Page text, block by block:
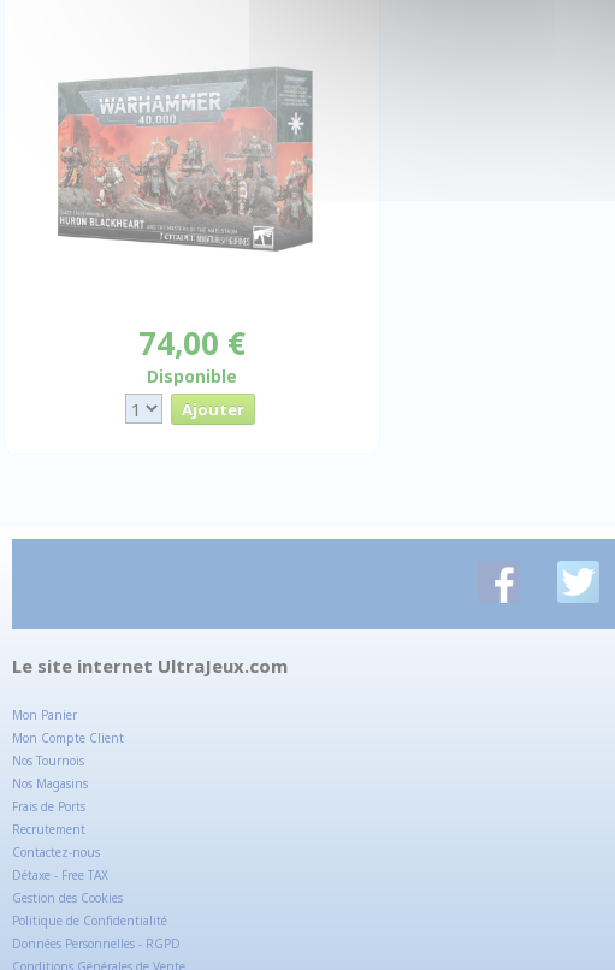
74,00 €
Disponible
Le site internet UltraJeux.com
Mon Panier
Mon Compte Client
Nos Tournois
Nos Magasins
Frais de Ports
Recrutement
Contactez-nous
Détaxe - Free TAX
Gestion des Cookies
Politique de Confidentialité
Données Personnelles - RGPD
Conditions Générales de Vente